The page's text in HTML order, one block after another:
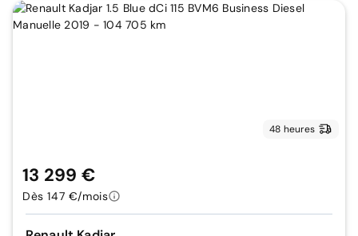
48 heures
13 299 €
Dès 147 €/mois